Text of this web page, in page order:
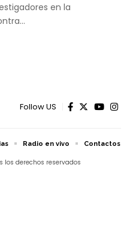
en la
Follow US
los derechos reservados
Radio en vivo Contactos